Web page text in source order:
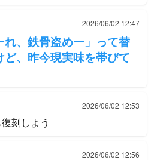
2026/06/02 12:47
れ、鉄骨盗めー」って替
ど、昨今現実味を帯びて
2026/06/02 12:53
刻しよう
2026/06/02 12:56